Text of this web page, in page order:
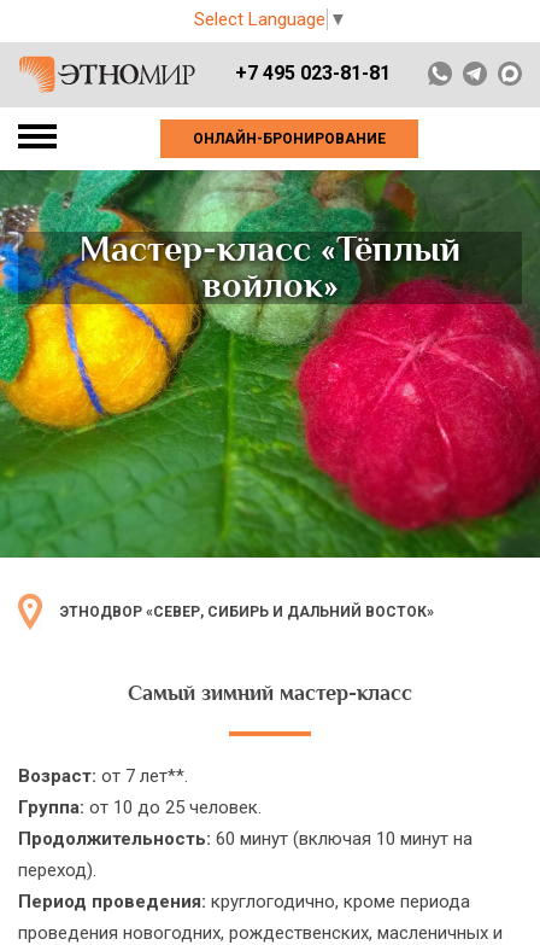
Select Language ▼
+7 495 023-81-81
ОНЛАЙН-БРОНИРОВАНИЕ
Мастер-класс «Тёплый
войлок»
ЭТНОДВОР «СЕВЕР, СИБИРЬ И ДАЛЬНИЙ ВОСТОК»
Самый зимний мастер-класс
Возраст: от 7 лет**.
Группа: от 10 до 25 человек.
Продолжительность: 60 минут (включая 10 минут на
переход).
Период проведения: круглогодично, кроме периода
проведения новогодних, рождественских, масленичных и